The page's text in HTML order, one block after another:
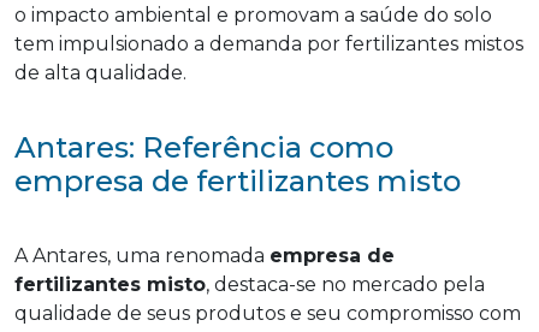
o impacto ambiental e promovam a saúde do solo
tem impulsionado a demanda por fertilizantes mistos
de alta qualidade.
Antares: Referência como
empresa de fertilizantes misto
A Antares, uma renomada empresa de
fertilizantes misto, destaca-se no mercado pela
qualidade de seus produtos e seu compromisso com